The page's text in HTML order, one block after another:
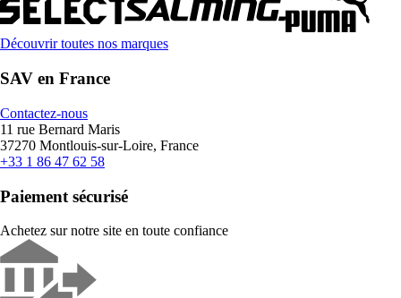
Découvrir toutes nos marques
SAV en France
Contactez-nous
11 rue Bernard Maris
37270 Montlouis-sur-Loire, France
+33 1 86 47 62 58
Paiement sécurisé
Achetez sur notre site en toute confiance